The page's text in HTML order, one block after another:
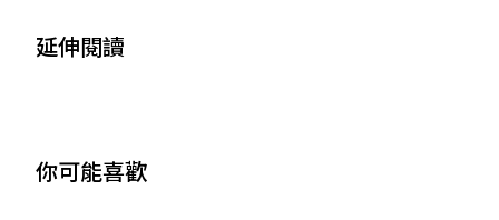
延伸閱讀
你可能喜歡